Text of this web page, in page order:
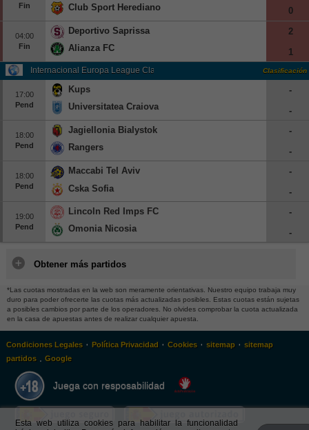
Fin
Club Sport Herediano
0
04:00
Fin
Deportivo Saprissa
Alianza FC
2
1
Internacional Europa League Clasificación Clasificación
17:00
Pend
Kups
Universitatea Craiova
-
-
18:00
Pend
Jagiellonia Bialystok
Rangers
-
-
18:00
Pend
Maccabi Tel Aviv
Cska Sofia
-
-
19:00
Pend
Lincoln Red Imps FC
Omonia Nicosia
-
-
Obtener más partidos
*Las cuotas mostradas en la web son meramente orientativas. Nuestro equipo trabaja muy
duro para poder ofrecerte las cuotas más actualizadas posibles. Estas cuotas están sujetas
a posibles cambios por parte de los operadores. No olvides comprobar la cuota actualizada
en la casa de apuestas antes de realizar cualquier apuesta.
Condiciones Legales· Política Privacidad · Cookies· sitemap· sitemap
partidos. Google
Juega con resposabilidad
Esta web utiliza cookies para habilitar la funcionalidad